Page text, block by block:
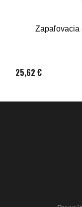
Zapaľovacia
25,62 €